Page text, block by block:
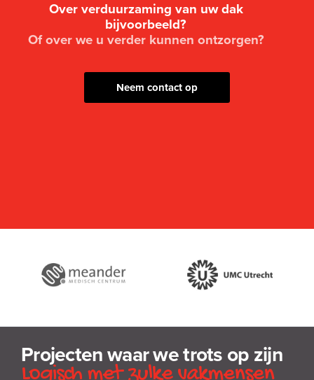
Over verduurzaming van uw dak
bijvoorbeeld?
Of over we u verder kunnen ontzorgen?
Neem contact op
Projecten waar we trots op zijn